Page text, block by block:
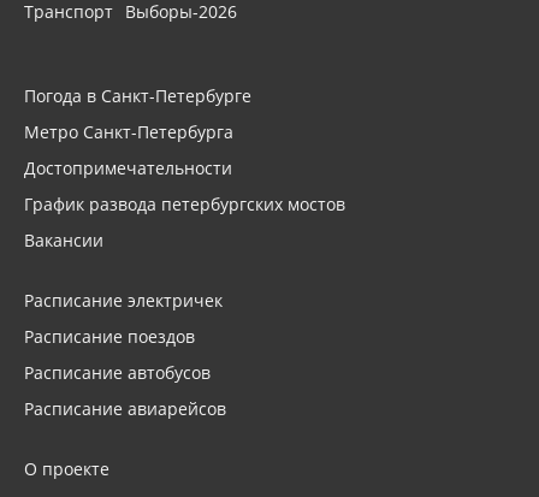
Транспорт Выборы-2026
Погода в Санкт-Петербурге
Метро Санкт-Петербурга
Достопримечательности
График развода петербургских мостов
Вакансии
Расписание электричек
Расписание поездов
Расписание автобусов
Расписание авиарейсов
О проекте